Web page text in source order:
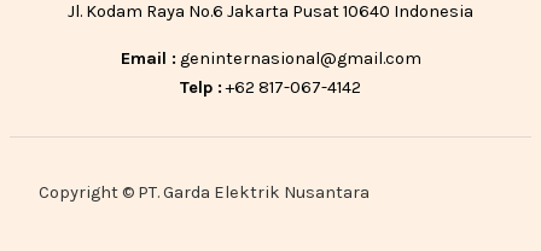
Jl. Kodam Raya No.6 Jakarta Pusat 10640 Indonesia
Email : geninternasional@gmail.com
Telp :+62 817-067-4142
Copyright © PT. Garda Elektrik Nusantara